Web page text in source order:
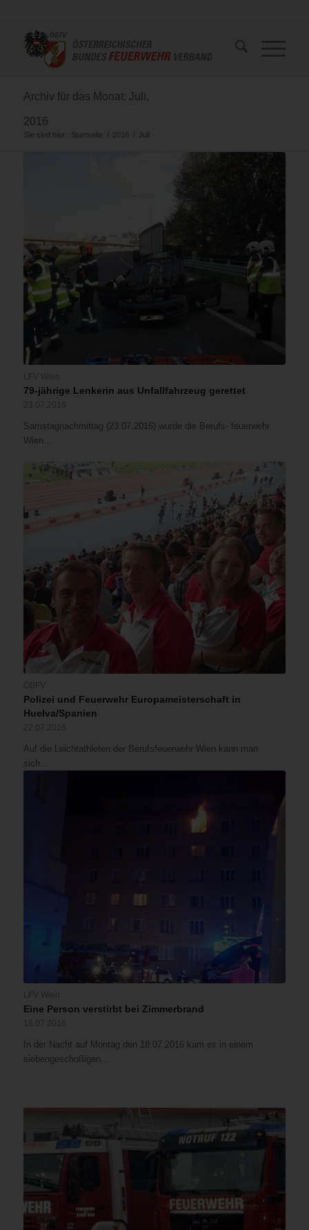
Archiv für das Monat: Juli,
2016
Sie sind hier: Startseite / 2016 / Juli
79-jährige Lenkerin aus Unfallfahrzeug gerettet
Samstagnachmittag (23.07.2016) wurde die Berufs- feuerwehr
Wien…
Polizei und Feuerwehr Europameisterschaft in
Huelva/Spanien
Auf die Leichtathleten der Berufsfeuerwehr Wien kann man
sich…
Eine Person verstirbt bei Zimmerbrand
In der Nacht auf Montag den 18.07.2016 kam es in einem
siebengeschoßigen…